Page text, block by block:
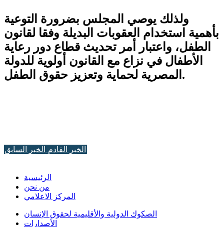
ولذلك يوصي المجلس بضرورة التوعية
بأهمية استخدام العقوبات البديلة وفقا لقانون
الطفل، واعتبار أمر تحديث قطاع دور رعاية
الأطفال في نزاع مع القانون أولوية للدولة
المصرية لحماية وتعزيز حقوق الطفل.
الخبر القادم الخبر السابق
الرئيسية
من نحن
المركز الاعلامي
الصكوك الدولية والأقليمية لحقوق الإنسان
الأصدارات